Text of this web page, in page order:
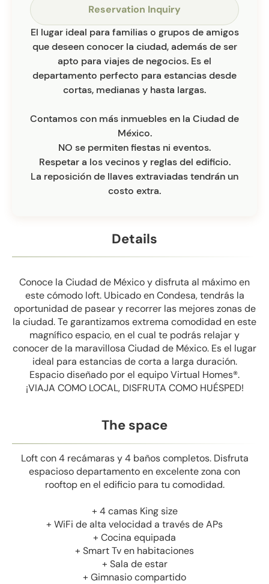
Details
Conoce la Ciudad de México y disfruta al máximo en
este cómodo loft. Ubicado en Condesa, tendrás la
oportunidad de pasear y recorrer las mejores zonas de
la ciudad. Te garantizamos extrema comodidad en este
magnífico espacio, en el cual te podrás relajar y
conocer de la maravillosa Ciudad de México. Es el lugar
ideal para estancias de corta a larga duración.
Espacio diseñado por el equipo Virtual Homes®.
¡VIAJA COMO LOCAL, DISFRUTA COMO HUÉSPED!
The space
Loft con 4 recámaras y 4 baños completos. Disfruta
espacioso departamento en excelente zona con
rooftop en el edificio para tu comodidad.
+ 4 camas King size
+ WiFi de alta velocidad a través de APs
+ Cocina equipada
+ Smart Tv en habitaciones
+ Sala de estar
+ Gimnasio compartido
Reservation Inquiry
El lugar ideal para familias o grupos de amigos
que deseen conocer la ciudad, además de ser
apto para viajes de negocios. Es el
departamento perfecto para estancias desde
cortas, medianas y hasta largas.
Contamos con más inmuebles en la Ciudad de
México.
NO se permiten fiestas ni eventos.
Respetar a los vecinos y reglas del edificio.
La reposición de llaves extraviadas tendrán un
costo extra.